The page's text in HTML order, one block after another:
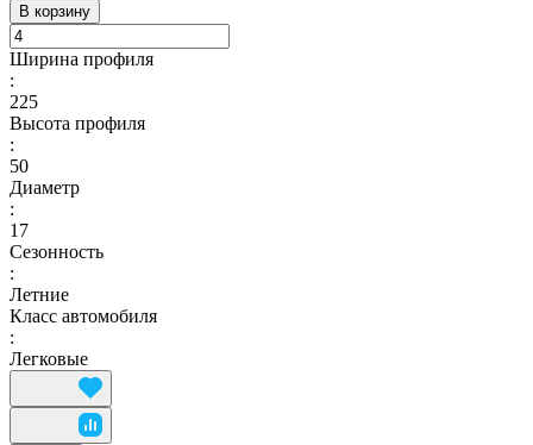
В корзину
Ширина профиля
:
225
Высота профиля
:
50
Диаметр
:
17
Сезонность
:
Летние
Класс автомобиля
:
Легковые